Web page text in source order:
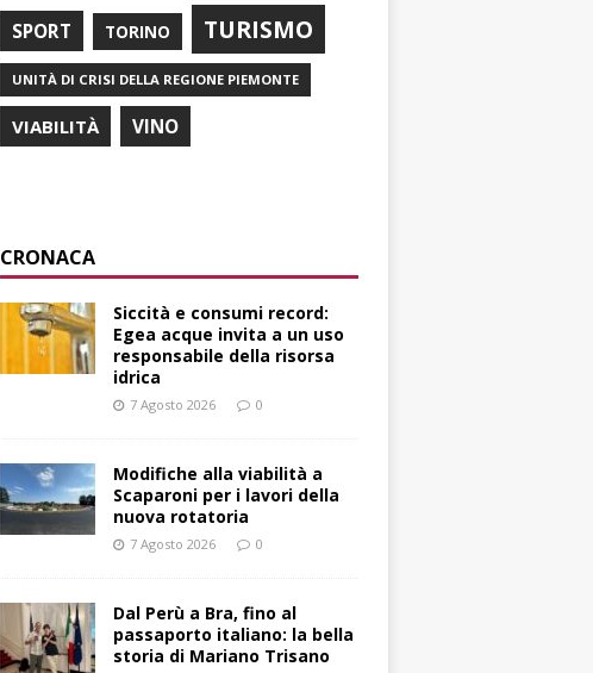
SPORT TORINO TURISMO
UNITÀ DI CRISI DELLA REGIONE PIEMONTE
VIABILITÀ VINO
CRONACA
Siccità e consumi record:
Egea acque invita a un uso
responsabile della risorsa
idrica
7 Agosto 2026 0
Modifiche alla viabilità a
Scaparoni per i lavori della
nuova rotatoria
7 Agosto 2026 0
​Dal Perù a Bra, fino al
passaporto italiano: la bella
storia di Mariano Trisano